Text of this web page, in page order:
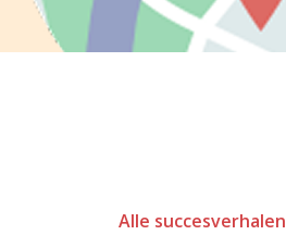
Alle succesverhalen